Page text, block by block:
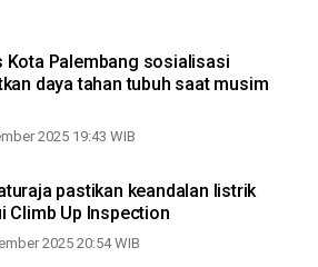
Kota Palembang sosialisasi
daya tahan tubuh saat musim
2025 19:43 WIB
pastikan keandalan listrik
Climb Up Inspection
2025 20:54 WIB